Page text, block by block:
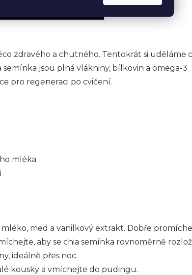
zdravého a chutného. Tentokrát si uděláme
jsou plná vlákniny, bílkovin a omega-3
pro regeneraci po cvičení.
mléka
med a vanilkový extrakt. Dobře
aby se chia semínka rovnoměrně
ideálně přes noc.
kousky a vmíchejte do pudingu.